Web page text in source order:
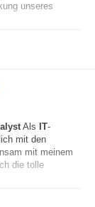
unseres
Als IT-
mit den
mit meinem
die tolle